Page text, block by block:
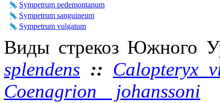
Sympetrum pedemontanum
Sympetrum sanguineum
Sympetrum vulgatum
Виды стрекоз Южного
splendens :: Calopteryx
Coenagrion johanssoni